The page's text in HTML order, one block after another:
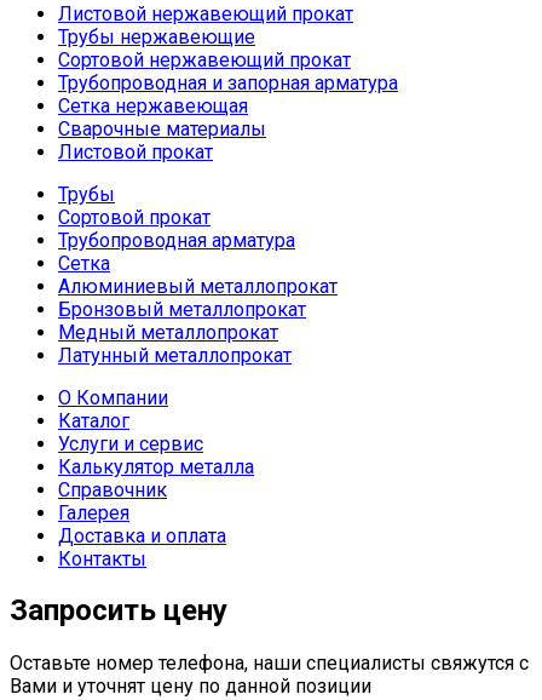
Листовой нержавеющий прокат
Трубы нержавеющие
Сортовой нержавеющий прокат
Трубопроводная и запорная арматура
Сетка нержавеющая
Сварочные материалы
Листовой прокат
Трубы
Сортовой прокат
Трубопроводная арматура
Сетка
Алюминиевый металлопрокат
Бронзовый металлопрокат
Медный металлопрокат
Латунный металлопрокат
О Компании
Каталог
Услуги и сервис
Калькулятор металла
Справочник
Галерея
Доставка и оплата
Контакты
Запросить цену
Оставьте номер телефона, наши специалисты свяжутся с
Вами и уточнят цену по данной позиции